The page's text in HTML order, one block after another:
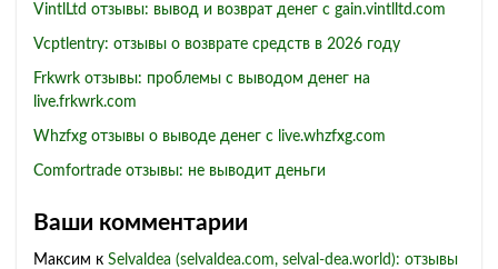
VintlLtd отзывы: вывод и возврат денег с gain.vintlltd.com
Vcptlentry: отзывы о возврате средств в 2026 году
Frkwrk отзывы: проблемы с выводом денег на
live.frkwrk.com
Whzfxg отзывы о выводе денег с live.whzfxg.com
Comfortrade отзывы: не выводит деньги
Ваши комментарии
Максим к Selvaldea (selvaldea.com, selval-dea.world): отзывы